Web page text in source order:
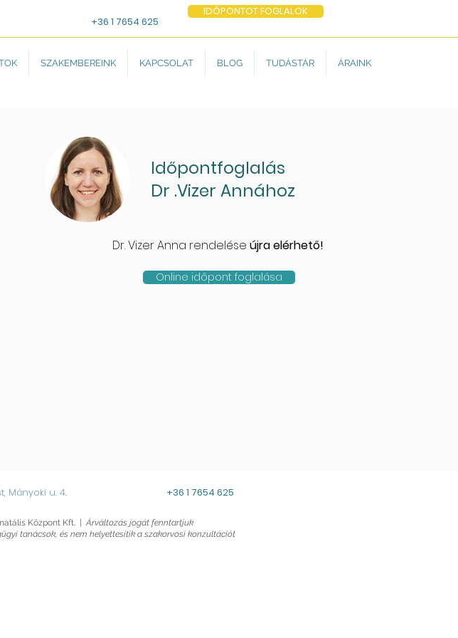
+36 1 7654 625
IDŐPONTOT FOGLALOK
SZAKEMBEREINK KAPCSOLAT BLOG TUDÁSTÁR ÁRAINK
Időpontfoglalás
Dr .Vizer Annához
Dr. Vizer Anna rendelése újra elérhető!
Online időpont foglalása
Mányoki u. 4. +36 1 7654 625
Központ Kft. |
Árváltozás jogát fenntartjuk
tanácsok, és nem helyettesítik a szakorvosi konzultációt